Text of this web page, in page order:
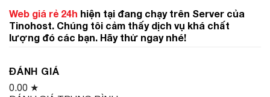
Web giá rẻ 24h hiện tại đang chạy trên Server của
Tinohost. Chúng tôi cảm thấy dịch vụ khá chất
lượng đó các bạn. Hãy thử ngay nhé!
ĐÁNH GIÁ
0.00 ★